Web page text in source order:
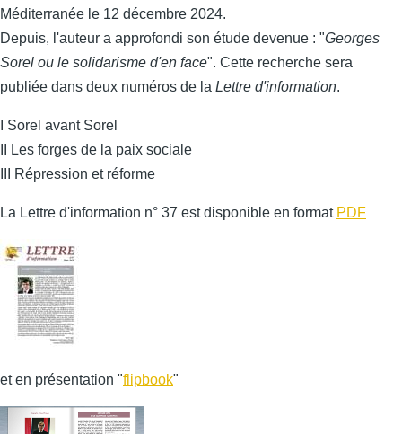
Méditerranée le 12 décembre 2024.
Depuis, l'auteur a approfondi son étude devenue : "Georges
Sorel ou le solidarisme d'en face". Cette recherche sera
publiée dans deux numéros de la Lettre d'information.
I Sorel avant Sorel
II Les forges de la paix sociale
III Répression et réforme
La Lettre d'information n° 37 est disponible en format PDF
et en présentation "flipbook"